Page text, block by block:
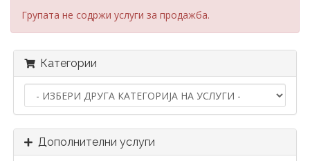
Групата не содржи услуги за продажба.
Категории
Дополнителни услуги